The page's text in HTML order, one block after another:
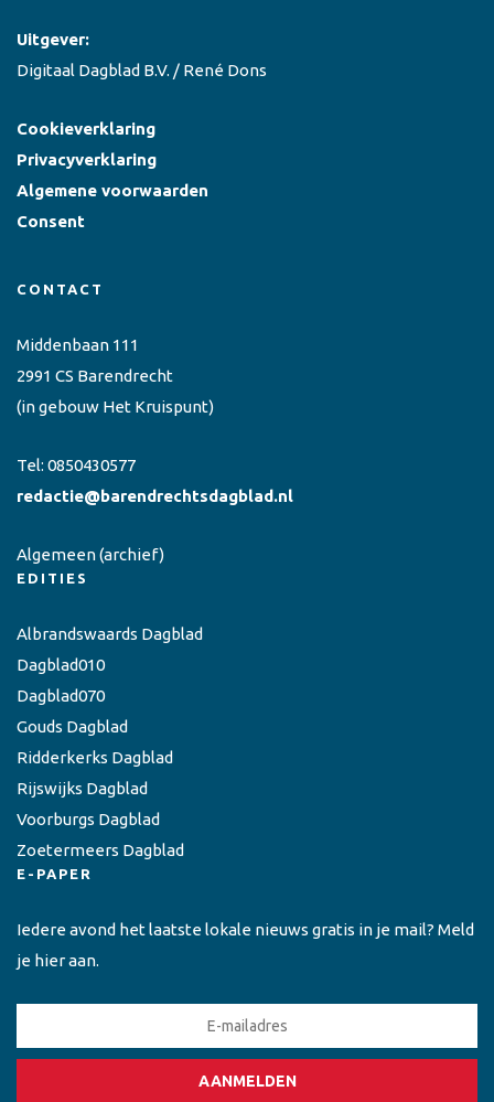
Uitgever:
Digitaal Dagblad B.V. / René Dons
Cookieverklaring
Privacyverklaring
Algemene voorwaarden
Consent
CONTACT
Middenbaan 111
2991 CS Barendrecht
(in gebouw Het Kruispunt)
Tel: 0850430577
redactie@barendrechtsdagblad.nl
Algemeen(archief)
EDITIES
Albrandswaards Dagblad
Dagblad010
Dagblad070
Gouds Dagblad
Ridderkerks Dagblad
Rijswijks Dagblad
Voorburgs Dagblad
Zoetermeers Dagblad
E-PAPER
Iedere avond het laatste lokale nieuws gratis in je mail? Meld
je hier aan.